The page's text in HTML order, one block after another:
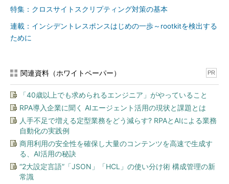
特集：クロスサイトスクリプティング対策の基本
連載：インシデントレスポンスはじめの一歩～rootkitを検出する
ために
関連資料（ホワイトペーパー） PR
「40歳以上でも求められるエンジニア」がやっていること
RPA導入企業に聞く AIエージェント活用の現状と課題とは
人手不足で増える定型業務をどう減らす? RPAとAIによる業務
自動化の実践例
商用利用の安全性を確保し大量のコンテンツを高速で生成す
る、AI活用の秘訣
“2大設定言語”「JSON」「HCL」の使い分け術 構成管理の新
常識